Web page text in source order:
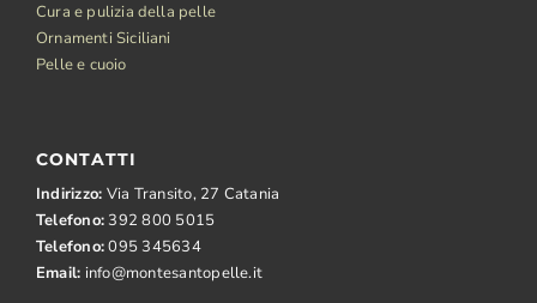
Cura e pulizia della pelle
Ornamenti Siciliani
Pelle e cuoio
CONTATTI
Indirizzo: Via Transito, 27 Catania
Telefono: 392 800 5015
Telefono:095 345634
Email: info@montesantopelle.it